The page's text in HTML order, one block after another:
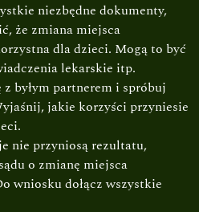
niezbędne dokumenty,
że zmiana miejsca
dla dzieci. Mogą to być
lekarskie itp.
byłym partnerem i spróbuj
jakie korzyści przyniesie
nie przyniosą rezultatu,
o zmianę miejsca
wniosku dołącz wszystkie